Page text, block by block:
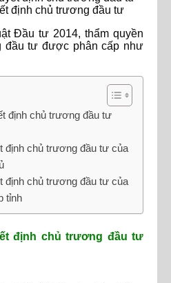
định chủ trương đầu tư
Đầu tư 2014, thẩm quyền
đầu tư được phân cấp như
định chủ trương đầu tư
định chủ trương đầu tư của
định chủ trương đầu tư của
tỉnh
định chủ trương đầu tư